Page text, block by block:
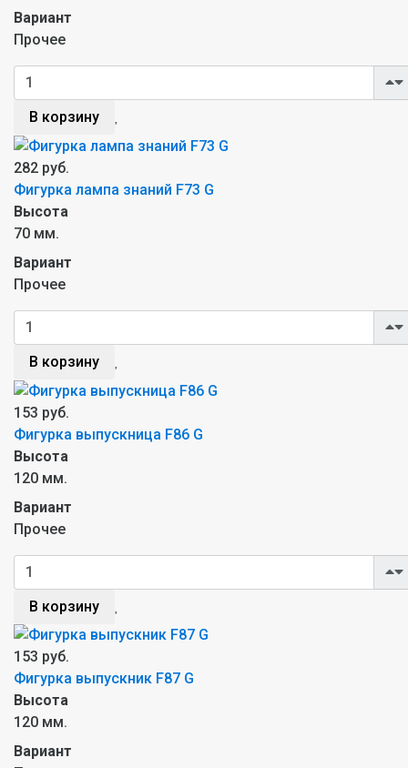
Вариант
Прочее
В корзину
282 руб.
Фигурка лампа знаний F73 G
Высота
70 мм.
Вариант
Прочее
В корзину
153 руб.
Фигурка выпускница F86 G
Высота
120 мм.
Вариант
Прочее
В корзину
153 руб.
Фигурка выпускник F87 G
Высота
120 мм.
Вариант